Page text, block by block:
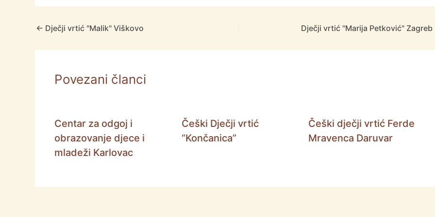
← Dječji vrtić "Malik" Viškovo Dječji vrtić "Marija Petković" Zagreb
Povezani članci
Centar za odgoj i
obrazovanje djece i
mladeži Karlovac
Češki Dječji vrtić
“Končanica”
Češki dječji vrtić Ferde
Mravenca Daruvar